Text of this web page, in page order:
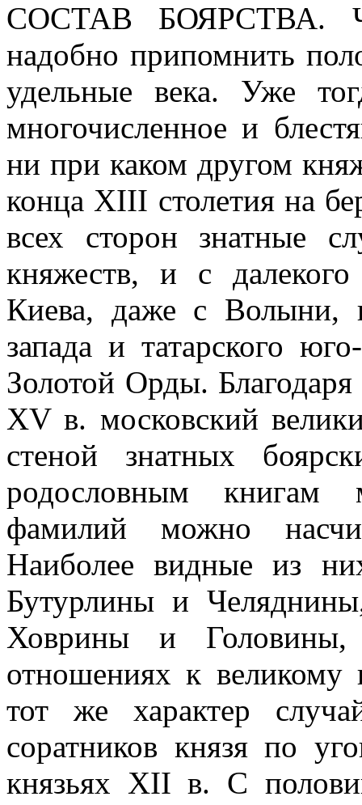
СОСТАВ БОЯРСТВА.
надобно припомнить
удельные века. Уже
многочисленное и
ни при каком другом
конца XIII столетия на
всех сторон знатные
княжеств, и с
Киева, даже с Волыни,
запада и татарского
Золотой Орды.
XV в. московский
стеной знатных
родословным книгам
фамилий можно
Наиболее видные из
Бутурлины и
Ховрины и
отношениях к великому
тот же характер
соратников князя по
князьях XII в. С